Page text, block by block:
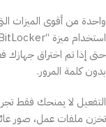
حتى إذا تم اختراق جهازك
بدون كلمة المرور.
التفعيل لا يمنحك فقط